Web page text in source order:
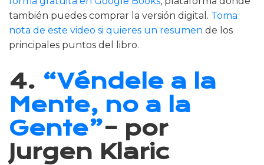
también puedes comprar la versión digital. Toma
nota de este video si quieres un resumen de los
principales puntos del libro.
4. “Véndele a la
Mente, no a la
Gente”– por
Jurgen Klaric